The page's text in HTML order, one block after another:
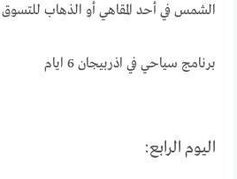
الشمس في أحد المقاهي أو الذهاب للتسوق
برنامج سياحي في اذربيجان 6 ايام
اليوم الرابع: